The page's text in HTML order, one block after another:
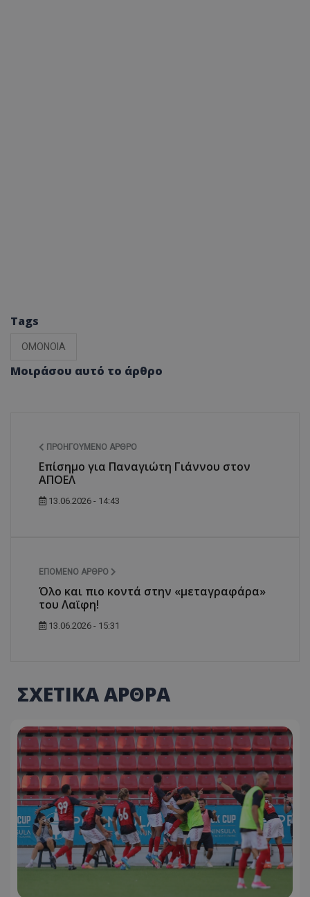
Tags
ΟΜΟΝΟΙΑ
Μοιράσου αυτό το άρθρο
ΠΡΟΗΓΟΎΜΕΝΟ ΆΡΘΡΟ
Επίσημο για Παναγιώτη Γιάννου στον
ΑΠΟΕΛ
13.06.2026 - 14:43
ΕΠΌΜΕΝΟ ΆΡΘΡΟ
Όλο και πιο κοντά στην «μεταγραφάρα»
του Λαϊφη!
13.06.2026 - 15:31
ΣΧΕΤΙΚΑ ΑΡΘΡΑ